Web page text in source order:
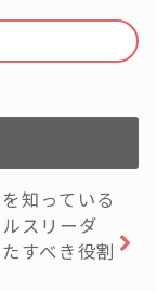
知っている
スリーダ
すべき役割